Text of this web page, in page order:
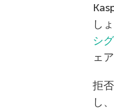
し
シ
ェ
拒
し